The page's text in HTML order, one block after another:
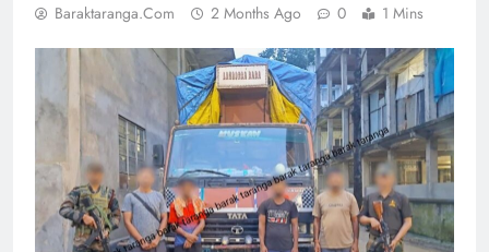
Baraktaranga.com 2 Months Ago 0 1 Mins